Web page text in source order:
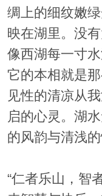
绸上的细纹嫩
映在湖里。没
像西湖每一寸
它的本相就是
见性的清凉从
启的心灵。湖
的风韵与清浅的
“仁者乐山，智